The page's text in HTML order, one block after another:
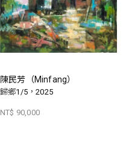
陳民芳（Minfang）
歸鄉1/5，2025
NT$ 90,000